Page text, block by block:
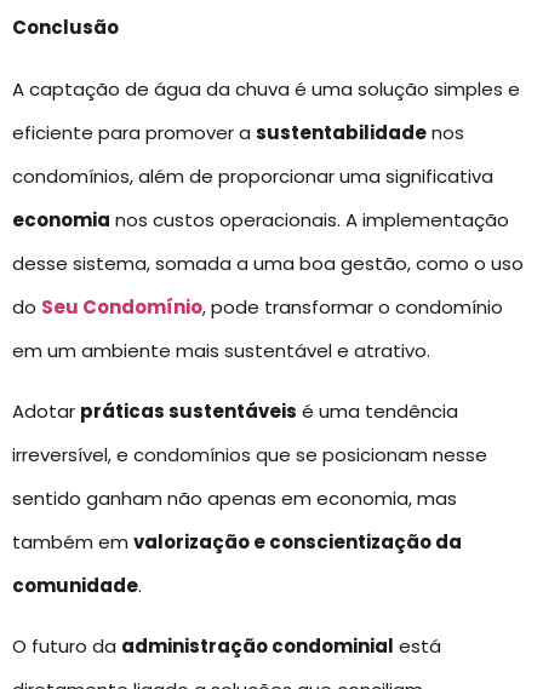
Conclusão
A captação de água da chuva é uma solução simples e
eficiente para promover a sustentabilidadenos
condomínios, além de proporcionar uma significativa
economia nos custos operacionais. A implementação
desse sistema, somada a uma boa gestão, como o uso
do Seu Condomínio, pode transformar o condomínio
em um ambiente mais sustentável e atrativo.
Adotar práticas sustentáveis é uma tendência
irreversível, e condomínios que se posicionam nesse
sentido ganham não apenas em economia, mas
também em valorização e conscientização da
comunidade.
O futuro da administração condominial está